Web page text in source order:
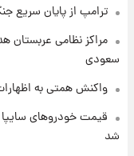
ترامپ از پایان سریع
مراکز نظامی عربستان
سعودی
واکنش همتی به
شد